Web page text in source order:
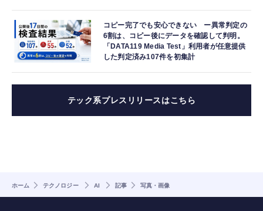
コピー完了でも安心できない ー異常判定の
6割は、コピー後にデータを確認して判明。
「DATA119 Media Test」利用者が任意提供
した判定済み107件を初集計
テック系プレスリリースはこちら
ホーム テクノロジー AI 記事 写真・画像